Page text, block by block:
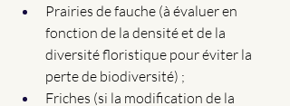
Prairies de fauche (à évaluer en
fonction de la densité et de la
diversité floristique pour éviter la
perte de biodiversité) ;
Friches (si la modification de la